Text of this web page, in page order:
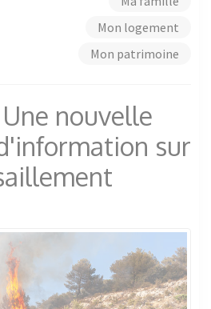
Mon logement
Mon patrimoine
nouvelle
sur